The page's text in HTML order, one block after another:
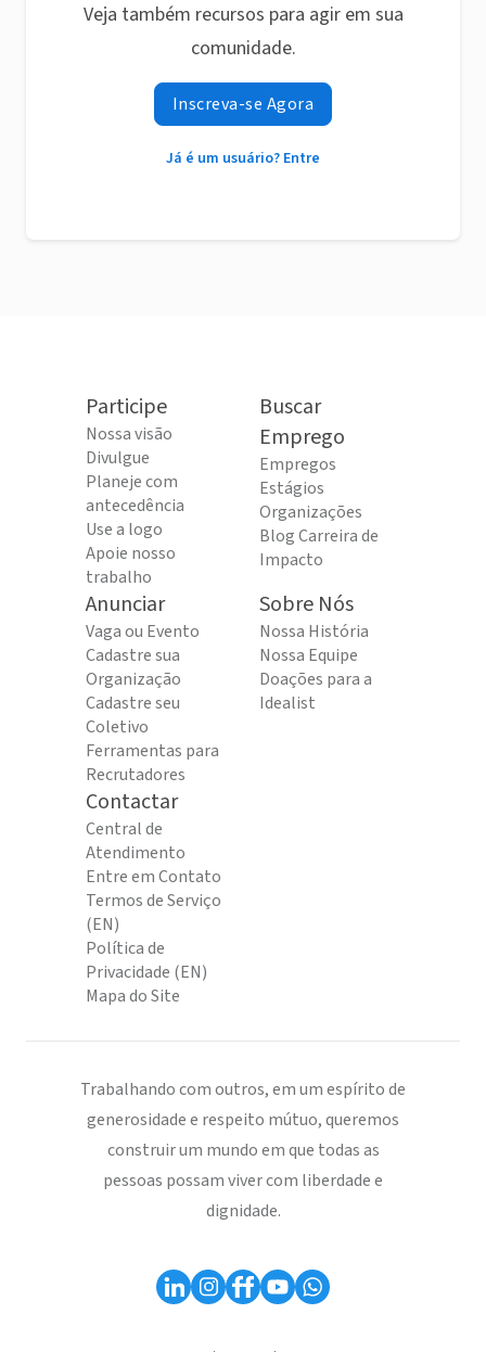
Veja também recursos para agir em sua
comunidade.
Inscreva-se Agora
Já é um usuário? Entre
Participe
Nossa visão
Divulgue
Planeje com
antecedência
Use a logo
Apoie nosso
trabalho
Buscar
Emprego
Empregos
Estágios
Organizações
Blog Carreira de
Impacto
Anunciar
Vaga ou Evento
Cadastre sua
Organização
Cadastre seu
Coletivo
Ferramentas para
Recrutadores
Sobre Nós
Nossa História
Nossa Equipe
Doações para a
Idealist
Contactar
Central de
Atendimento
Entre em Contato
Termos de Serviço
(EN)
Política de
Privacidade (EN)
Mapa do Site
Trabalhando com outros, em um espírito de
generosidade e respeito mútuo, queremos
construir um mundo em que todas as
pessoas possam viver com liberdade e
dignidade.